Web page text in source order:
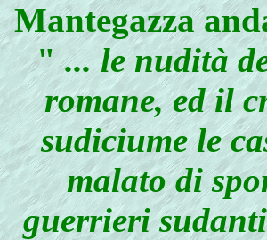
Mantegazza
"... le nudità
romane, ed il
sudiciume le
malato di
guerrieri